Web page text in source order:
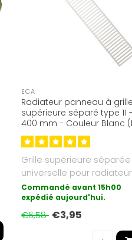
ECA
Radiateur panneau à grille
supérieure séparé type 11 -
400 mm - Couleur Blanc
9016)
Grille supérieure séparée
universelle pour
panneaux de type 11...
Commandé avant 15h00
expédié aujourd'hui.
€6,58 €3,95